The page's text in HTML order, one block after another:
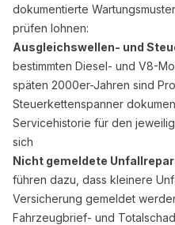
dokumentierte
prüfen lohnen:
Ausgleichswellen- und
bestimmten Diesel- und V8-
späten 2000er-Jahren sind
Steuerkettenspanner
Servicehistorie für den
sich
Nicht gemeldete
führen dazu, dass kleinere
Versicherung gemeldet
Fahrzeugbrief- und